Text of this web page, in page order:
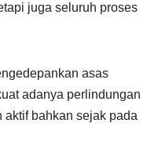
juga seluruh proses
asas
adanya perlindungan
bahkan sejak pada